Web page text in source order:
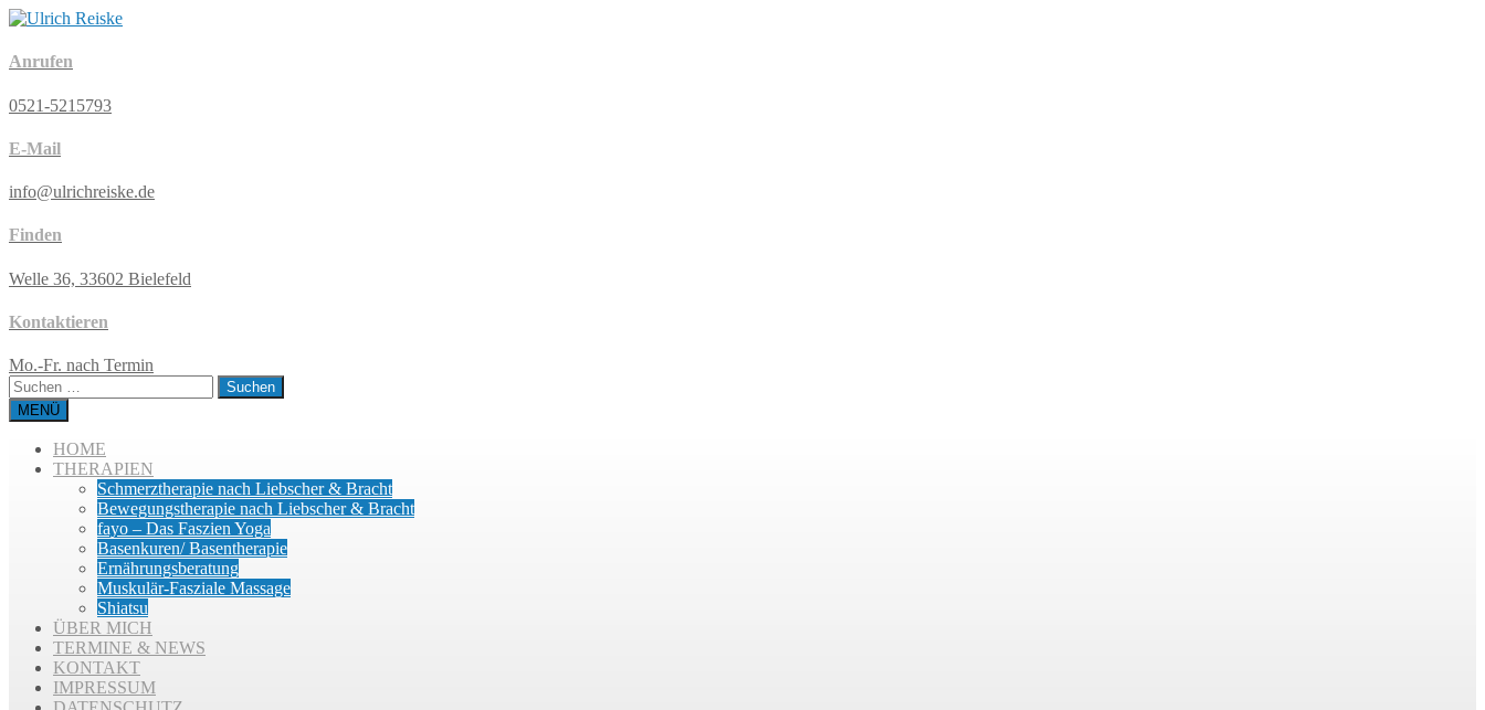
Anrufen
0521-5215793
E-Mail
info@ulrichreiske.de
Finden
Welle 36, 33602 Bielefeld
Kontaktieren
Mo.-Fr. nach Termin
Suchen
nach:
MENÜ
HOME
THERAPIEN
Schmerztherapie nach Liebscher & Bracht
Bewegungstherapie nach Liebscher & Bracht
fayo – Das Faszien Yoga
Basenkuren/ Basentherapie
Ernährungsberatung
Muskulär-Fasziale Massage
Shiatsu
ÜBER MICH
TERMINE & NEWS
KONTAKT
IMPRESSUM